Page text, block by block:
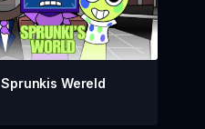
Sprunkis Wereld